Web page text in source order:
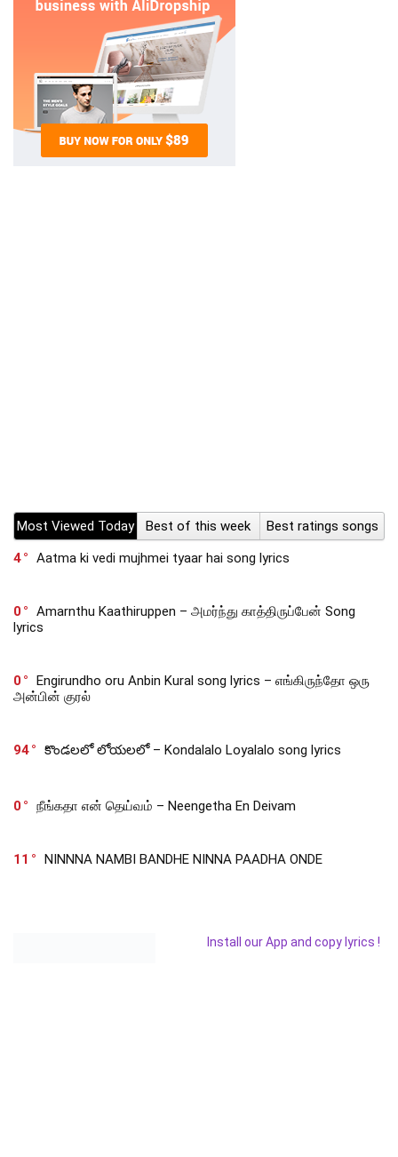
Most Viewed Today Best of this week
Best ratings songs
4
Aatma ki vedi mujhmei tyaar hai song lyrics
0
Amarnthu Kaathiruppen – அமர்ந்து காத்திருப்பேன் Song
lyrics
0
Engirundho oru Anbin Kural song lyrics – எங்கிருந்தோ ஒரு
அன்பின் குரல்
94 కొండలలో లోయలలో – Kondalalo Loyalalo song lyrics
0 நீங்கதா என் தெய்வம் – Neengetha En Deivam
11 NINNNA NAMBI BANDHE NINNA PAADHA ONDE
Install our App and copy lyrics !